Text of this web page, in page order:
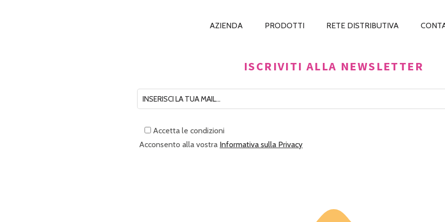
AZIENDA PRODOTTI RETE DISTRIBUTIVA
ISCRIVITI ALLA NEWSLETTER
Accetta le condizioni
Acconsento alla vostra Informativa sulla Privacy